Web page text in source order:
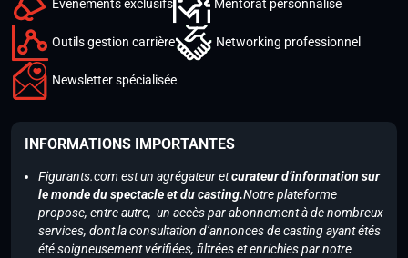
Événements exclusifs Mentorat personnalisé
Outils gestion carrière Networking professionnel
Newsletter spécialisée
INFORMATIONS IMPORTANTES
Figurants.com est un agrégateur etcurateur d’information sur
le monde du spectacle et du casting.Notre plateforme
propose, entre autre, un accès par abonnement à de nombreux
services, dont la consultation d’annonces de casting ayant étés
été soigneusement vérifiées, filtrées et enrichies par notre